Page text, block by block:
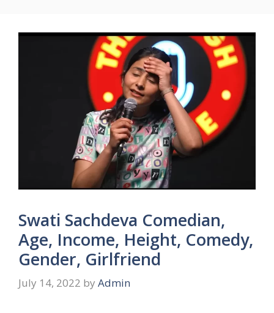
Swati Sachdeva Comedian,
Age, Income, Height, Comedy,
Gender, Girlfriend
July 14, 2022 by Admin